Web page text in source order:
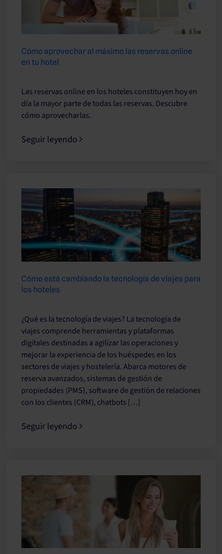
Cómo aprovechar al máximo las reservas online
en tu hotel
Las reservas online en los hoteles constituyen hoy en
día la mayor parte de todas las reservas. Descubre
cómo aprovecharlas.
Seguir leyendo
Cómo está cambiando la tecnología de viajes para
los hoteles
¿Qué es la tecnología de viajes? La tecnología de
viajes comprende herramientas y plataformas
digitales destinadas a agilizar las operaciones y
mejorar la experiencia de los huéspedes en los
sectores de viajes y hostelería. Abarca motores de
reserva avanzados, sistemas de gestión de
propiedades (PMS), software de gestión de relaciones
con los clientes (CRM), chatbots […]
Seguir leyendo